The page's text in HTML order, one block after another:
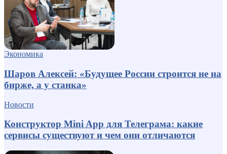
Экономика
Шаров Алексей: «Будущее России строится не на
бирже, а у станка»
Новости
Конструктор Mini App для Телеграма: какие
сервисы существуют и чем они отличаются